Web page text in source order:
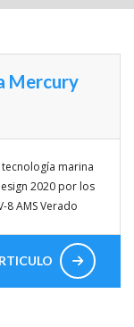
Mercury
marina
2020 por los
8 AMS Verado